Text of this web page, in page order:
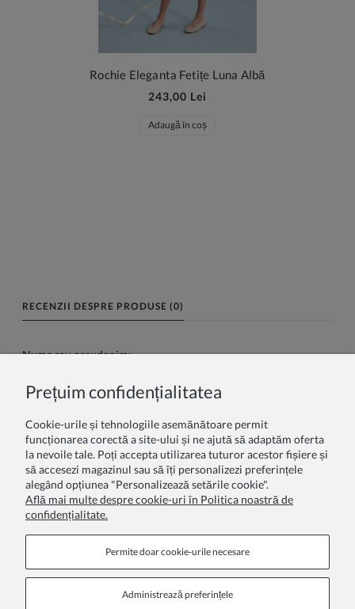
Rochie Eleganta Fetițe Luna Albă
243,00 Lei
Adaugă în coș
RECENZII DESPRE PRODUSE (0)
Nume sau pseudonim:
Prețuim confidențialitatea
Cookie-urile și tehnologiile asemănătoare permit
funcționarea corectă a site-ului și ne ajută să adaptăm oferta
la nevoile tale. Poți accepta utilizarea tuturor acestor fișiere și
să accesezi magazinul sau să îți personalizezi preferințele
alegând opțiunea "Personalizează setările cookie".
Află mai multe despre cookie-uri în Politica noastră de
confidențialitate.
Permite doar cookie‑urile necesare
Administrează preferințele